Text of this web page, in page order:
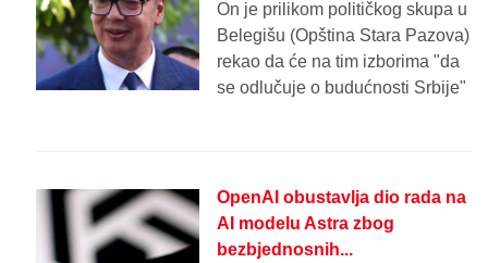
On je prilikom političkog skupa u
Belegišu (Opština Stara Pazova)
rekao da će na tim izborima "da
se odlučuje o budućnosti Srbije"
OpenAI obustavlja dio rada na
AI modelu Astra zbog
bezbjednosnih...